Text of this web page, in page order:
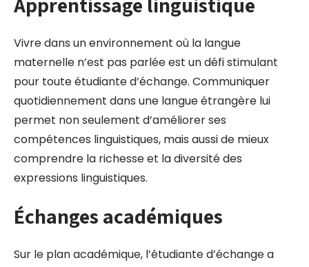
Vivre dans un environnement où la langue
maternelle n’est pas parlée est un défi stimulant
pour toute étudiante d’échange. Communiquer
quotidiennement dans une langue étrangère lui
permet non seulement d’améliorer ses
compétences linguistiques, mais aussi de mieux
comprendre la richesse et la diversité des
expressions linguistiques.
Échanges académiques
Sur le plan académique, l’étudiante d’échange a